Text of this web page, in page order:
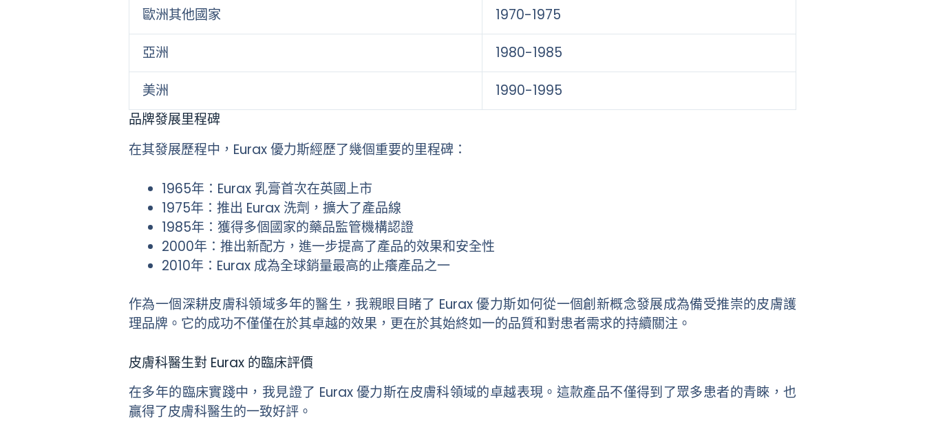
歐洲其他國家 1970-1975
亞洲 1980-1985
美洲
1990-1995
品牌發展里程碑
在其發展歷程中，Eurax 優力斯經歷了幾個重要的里程碑：
1965年：Eurax 乳膏首次在英國上市
1975年：推出 Eurax 洗劑，擴大了產品線
1985年：獲得多個國家的藥品監管機構認證
2000年：推出新配方，進一步提高了產品的效果和安全性
2010年：Eurax 成為全球銷量最高的止癢產品之一
作為一個深耕皮膚科領域多年的醫生，我親眼目睹了 Eurax 優力斯如何從一個創新概念發展成為備受推崇的皮膚護
理品牌。它的成功不僅僅在於其卓越的效果，更在於其始終如一的品質和對患者需求的持續關注。
皮膚科醫生對 Eurax 的臨床評價
在多年的臨床實踐中，我見證了 Eurax 優力斯在皮膚科領域的卓越表現。這款產品不僅得到了眾多患者的青睞，也
贏得了皮膚科醫生的一致好評。